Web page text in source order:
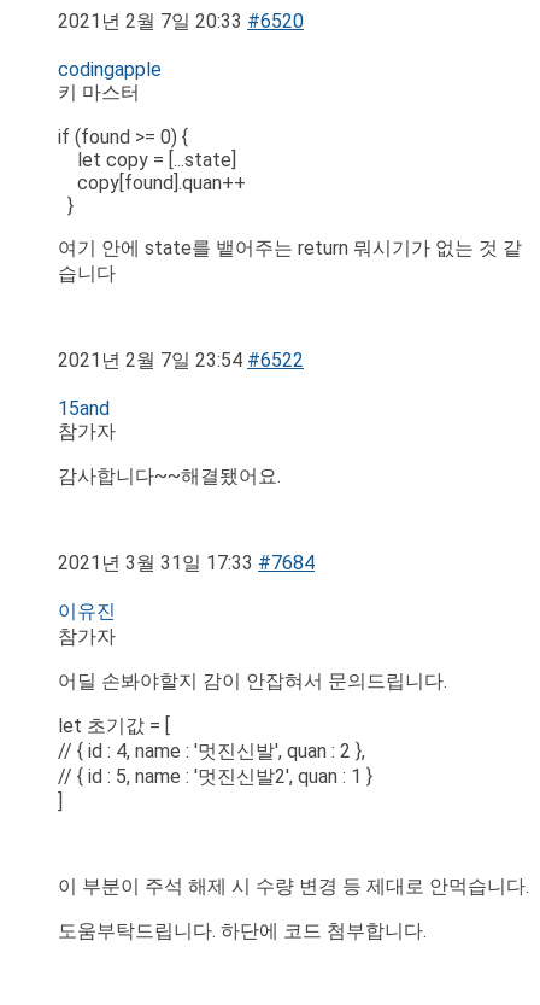
2021년 2월 7일 20:33 #6520
codingapple
키 마스터
if (found >= 0) {
let copy = [...state]
copy[found].quan++
}
여기 안에 state를 뱉어주는 return 뭐시기가 없는 것 같
습니다
2021년 2월 7일 23:54 #6522
15and
참가자
감사합니다~~해결됐어요.
2021년 3월 31일 17:33 #7684
이유진
참가자
어딜 손봐야할지 감이 안잡혀서 문의드립니다.
let 초기값 = [
// { id : 4, name : '멋진신발', quan : 2 },
// { id : 5, name : '멋진신발2', quan : 1 }
]
이 부분이 주석 해제 시 수량 변경 등 제대로 안먹습니다.
도움부탁드립니다. 하단에 코드 첨부합니다.